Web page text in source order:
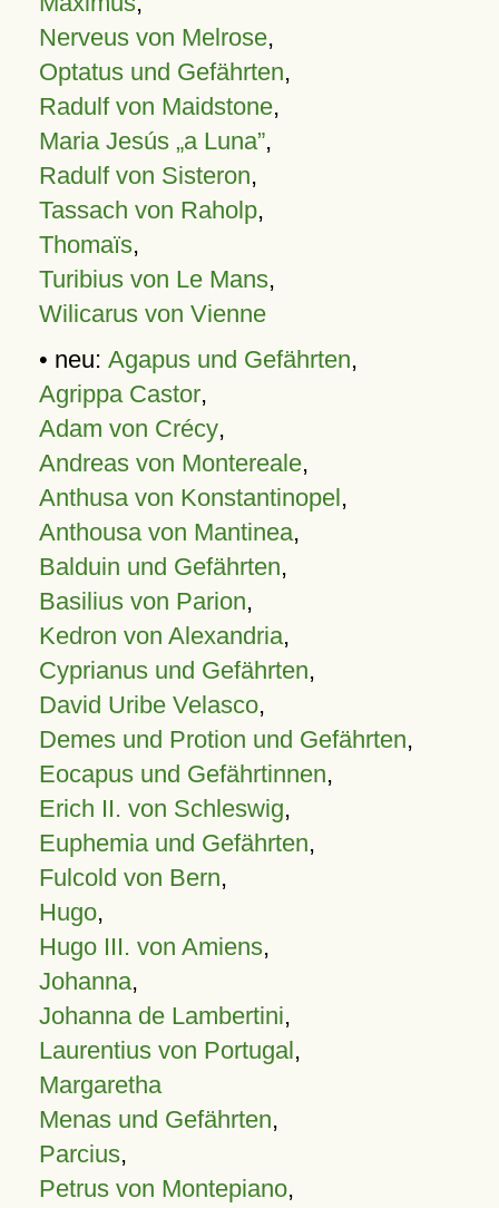
Nerveus von Melrose,
Optatus und Gefährten,
Radulf von Maidstone,
Maria Jesús „a Luna”,
Radulf von Sisteron,
Tassach von Raholp,
Thomaïs,
Turibius von Le Mans,
Wilicarus von Vienne
• neu: Agapus und Gefährten,
Agrippa Castor,
Adam von Crécy,
Andreas von Montereale,
Anthusa von Konstantinopel,
Anthousa von Mantinea,
Balduin und Gefährten,
Basilius von Parion,
Kedron von Alexandria,
Cyprianus und Gefährten,
David Uribe Velasco,
Demes und Protion und Gefährten,
Eocapus und Gefährtinnen,
Erich II. von Schleswig,
Euphemia und Gefährten,
Fulcold von Bern,
Hugo,
Hugo III. von Amiens,
Johanna,
Johanna de Lambertini,
Laurentius von Portugal,
Margaretha
Menas und Gefährten,
Parcius,
Petrus von Montepiano,